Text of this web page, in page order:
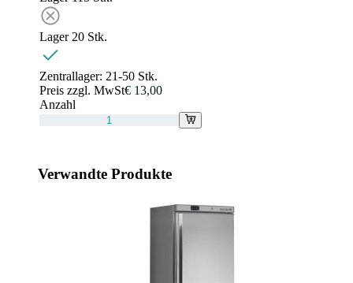
Lager 20 Stk.
Zentrallager: 21-50 Stk.
Preis zzgl. MwSt€ 13,00
Anzahl
Verwandte Produkte